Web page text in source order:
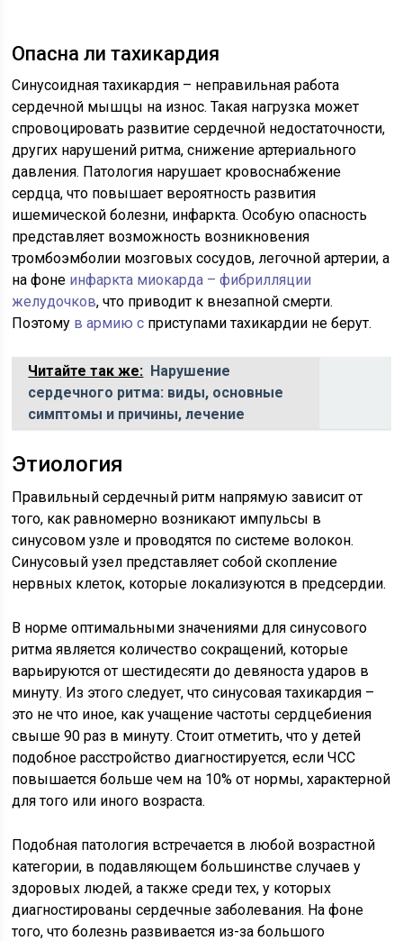
Опасна ли тахикардия
Синусоидная тахикардия – неправильная работа
сердечной мышцы на износ. Такая нагрузка может
спровоцировать развитие сердечной недостаточности,
других нарушений ритма, снижение артериального
давления. Патология нарушает кровоснабжение
сердца, что повышает вероятность развития
ишемической болезни, инфаркта. Особую опасность
представляет возможность возникновения
тромбоэмболии мозговых сосудов, легочной артерии, а
на фоне инфаркта миокарда – фибрилляции
желудочков, что приводит к внезапной смерти.
Поэтому в армию с приступами тахикардии не берут.
Читайте так же: Нарушение
сердечного ритма: виды, основные
симптомы и причины, лечение
Этиология
Правильный сердечный ритм напрямую зависит от
того, как равномерно возникают импульсы в
синусовом узле и проводятся по системе волокон.
Синусовый узел представляет собой скопление
нервных клеток, которые локализуются в предсердии.
В норме оптимальными значениями для синусового
ритма является количество сокращений, которые
варьируются от шестидесяти до девяноста ударов в
минуту. Из этого следует, что синусовая тахикардия –
это не что иное, как учащение частоты сердцебиения
свыше 90 раз в минуту. Стоит отметить, что у детей
подобное расстройство диагностируется, если ЧСС
повышается больше чем на 10% от нормы, характерной
для того или иного возраста.
Подобная патология встречается в любой возрастной
категории, в подавляющем большинстве случаев у
здоровых людей, а также среди тех, у которых
диагностированы сердечные заболевания. На фоне
того, что болезнь развивается из-за большого